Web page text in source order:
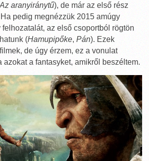
Az aranyiránytű), de már az első rész
pedig megnézzük 2015 amúgy
az első csoportból rögtön
(Hamupipőke, Pán). Ezek
de úgy érzem, ez a vonulat
azokat a fantasyket, amikről beszéltem.